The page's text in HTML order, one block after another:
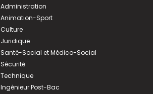
Administration
Animation-Sport
Culture
Juridique
Santé-Social et Médico-Social
Sécurité
Technique
Ingénieur Post-Bac